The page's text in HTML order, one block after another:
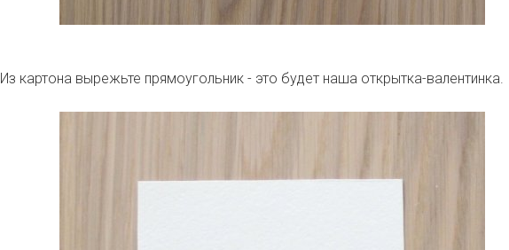
Из картона вырежьте прямоугольник - это будет наша открытка-валентинка.